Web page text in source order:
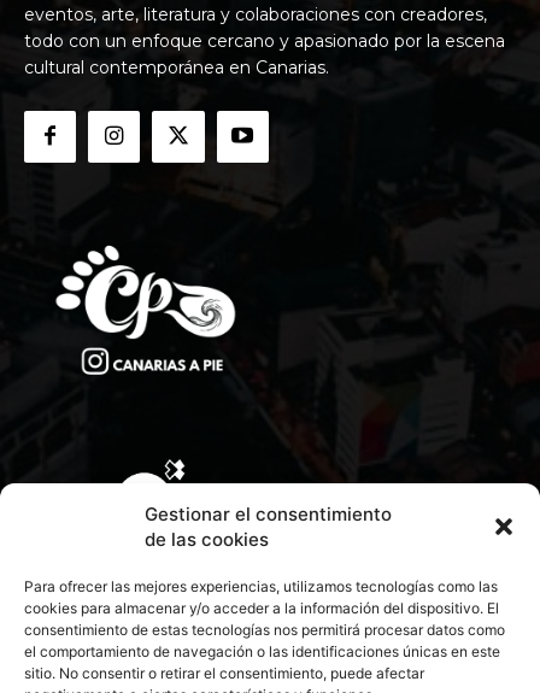
Gestionar el consentimiento
de las cookies
Para ofrecer las mejores experiencias, utilizamos tecnologías como las
cookies para almacenar y/o acceder a la información del dispositivo. El
consentimiento de estas tecnologías nos permitirá procesar datos como
el comportamiento de navegación o las identificaciones únicas en este
sitio. No consentir o retirar el consentimiento, puede afectar
eventos, arte, literatura y colaboraciones con creadores,
todo con un enfoque cercano y apasionado por la escena
cultural contemporánea en Canarias.